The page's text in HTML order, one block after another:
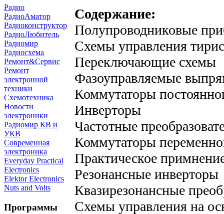
Радио
РадиоАматор
Радиоконструктор
РадиоЛюбитель
Радиомир
Радиосхема
Ремонт&Сервис
Ремонт
электронной
техники
Схемотехника
Новости
электроники
Радиомир КВ и
УКВ
Современная
электроника
Everyday Practical
Electronics
Elektor Electronics
Nuts and Volts
Программы
Содержание:
Полупроводниковые
Схемы управления
Переключающие схемы
Фазоуправляемые
Коммутаторы
Инверторы
Частотные
Коммутаторы
Практическое
Резонансные инверторы
Квазирезонансные
Схемы управления на